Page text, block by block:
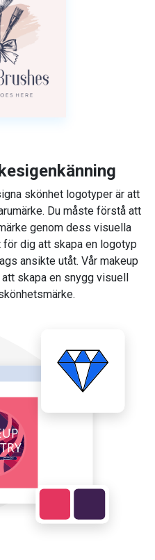
skönhet logotyper är att
Du måste förstå att
genom dess visuella
dig att skapa en logotyp
ansikte utåt. Vår makeup
skapa en snygg visuell